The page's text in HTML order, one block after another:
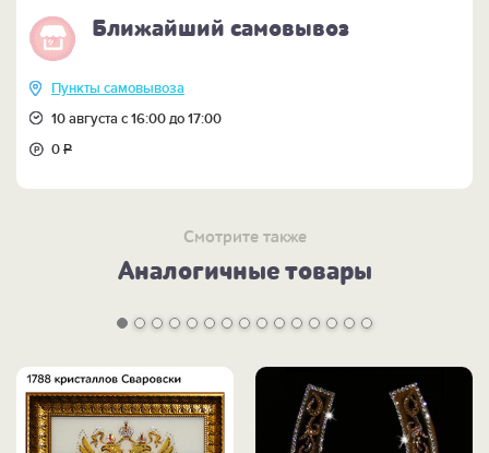
Ближайший самовывоз
Пункты самовывоза
10 августа с 16:00 до 17:00
0Р
Смотрите также
Аналогичные товары